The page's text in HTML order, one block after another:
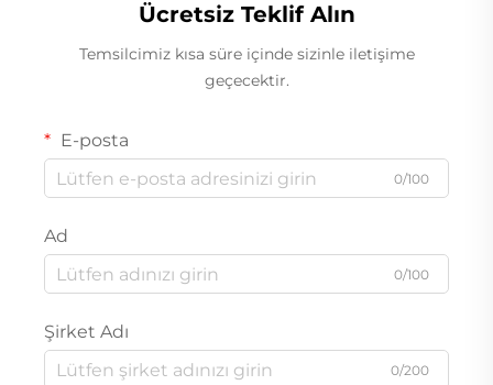
Ücretsiz Teklif Alın
Temsilcimiz kısa süre içinde sizinle iletişime
geçecektir.
E-posta
0/100
Ad
0/100
Şirket Adı
0/200